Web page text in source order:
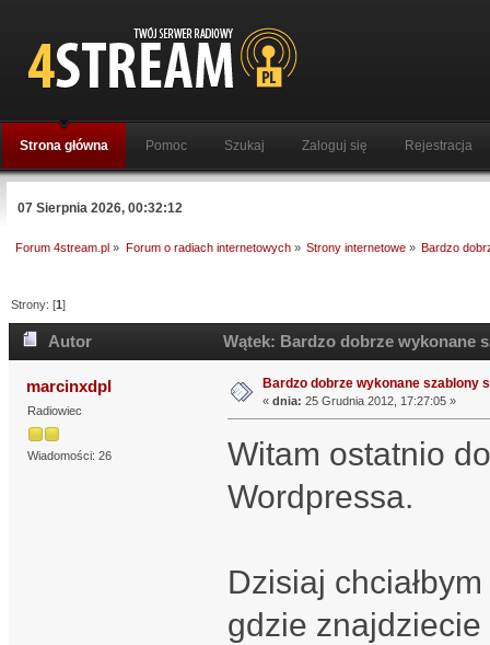
Strona główna Pomoc Szukaj Zaloguj się Rejestracja
07 Sierpnia 2026, 00:32:12
Forum 4stream.pl » Forum o radiach internetowych» Strony internetowe» Bardzo
Strony: [1]
Autor Wątek: Bardzo dobrze wykonane
marcinxdpl
Radiowiec
Wiadomości: 26
Bardzo dobrze wykonane szablony
« dnia: 25 Grudnia 2012, 17:27:05 »
Witam ostatnio
Wordpressa.
Dzisiaj
gdzie